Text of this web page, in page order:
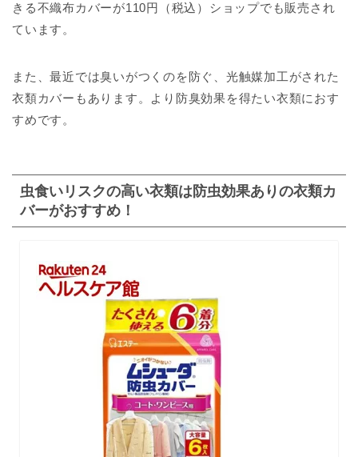
きる不織布カバーが110円（税込）ショップでも販売され
ています。
また、最近では臭いがつくのを防ぐ、光触媒加工がされた
衣類カバーもあります。より防臭効果を得たい衣類におす
すめです。
虫食いリスクの高い衣類は防虫効果ありの衣類カ
バーがおすすめ！